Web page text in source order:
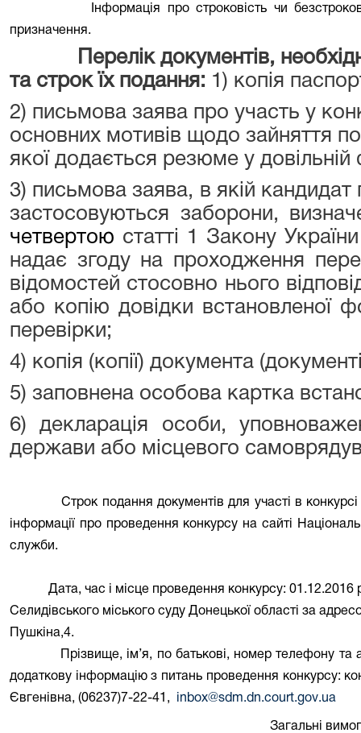
Інформація про строковість чи
призначення.
Перелік документів,
та строк їх подання: 1) копія
2) письмова заява про участь у
основних мотивів щодо зайняття
якої додається резюме у довільній
3) письмова заява, в якій
застосовуються заборони,
четвертою статті 1 Закону
надає згоду на проходження
відомостей стосовно нього
або копію довідки встановленої
перевірки;
4) копія (копії) документа
5) заповнена особова картка
6) декларація особи,
держави або місцевого
Строк подання документів для участі в
інформації про проведення конкурсу на сайті
служби.
Дата, час і місце проведення конкурсу: 01.12.2016
Селидівського міського суду Донецької області за
Пушкіна,4.
Прізвище, ім’я, по батькові, номер телефону
додаткову інформацію з питань проведення конкурсу:
Євгенівна, (06237)7-22-41,
inbox@sdm.dn.court.gov.ua
Загальні